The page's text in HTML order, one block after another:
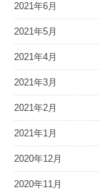
2021年6月
2021年5月
2021年4月
2021年3月
2021年2月
2021年1月
2020年12月
2020年11月